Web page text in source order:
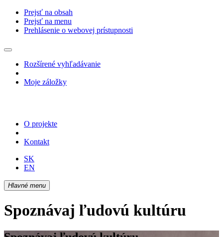
Prejsť na obsah
Prejsť na menu
Prehlásenie o webovej prístupnosti
Rozšírené vyhľadávanie
Moje záložky
O projekte
Kontakt
SK
EN
Hlavné menu
Spoznávaj ľudovú kultúru